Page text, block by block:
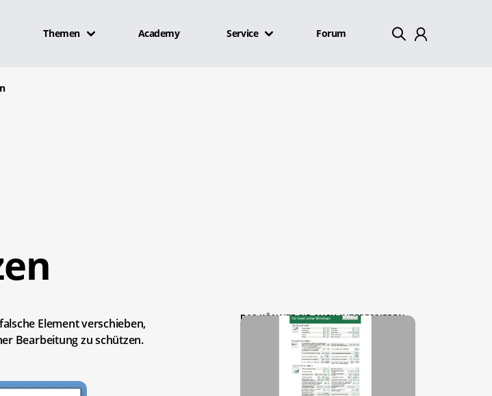
Themen Academy Service Forum
Element verschieben,
Bearbeitung zu schützen.
DAS KÖNNTE SIE AUCH INTERESSIEREN: